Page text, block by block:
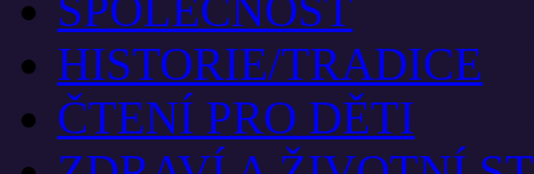
HISTORIE/TRADICE
ČTENÍ PRO DĚTI